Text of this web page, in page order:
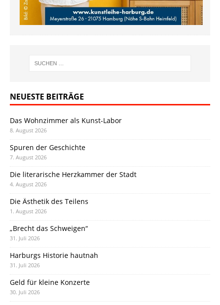
NEUESTE BEITRÄGE
Das Wohnzimmer als Kunst-Labor
8. August 2026
Spuren der Geschichte
7. August 2026
Die literarische Herzkammer der Stadt
4. August 2026
Die Ästhetik des Teilens
1. August 2026
„Brecht das Schweigen“
31. Juli 2026
Harburgs Historie hautnah
31. Juli 2026
Geld für kleine Konzerte
30. Juli 2026